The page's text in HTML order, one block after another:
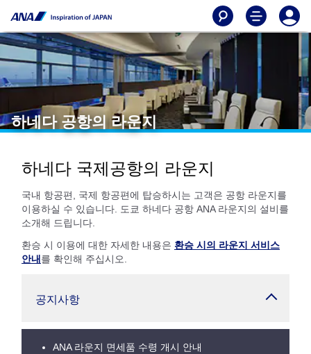
하네다 공항의 라운지
하네다 국제공항의 라운지
국내 항공편, 국제 항공편에 탑승하시는 고객은 공항 라운지를
이용하실 수 있습니다. 도쿄 하네다 공항 ANA 라운지의 설비를
소개해 드립니다.
환승 시 이용에 대한 자세한 내용은 환승 시의 라운지 서비스
안내 를 확인해 주십시오.
공지사항
ANA 라운지 면세품 수령 개시 안내